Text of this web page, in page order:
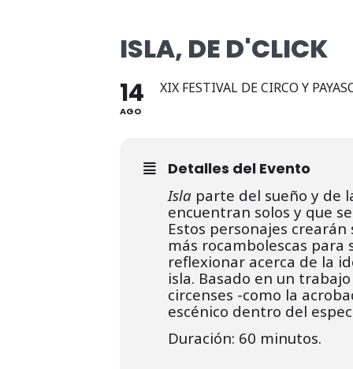
ISLA, DE D'CLICK
14
AGO
XIX FESTIVAL DE CIRCO Y
Detalles del Evento
Isla parte del sueño y de
encuentran solos y que
Estos personajes
más rocambolescas
reflexionar acerca de la
isla. Basado en un
circenses -como la
escénico dentro del
Duración: 60 minutos.